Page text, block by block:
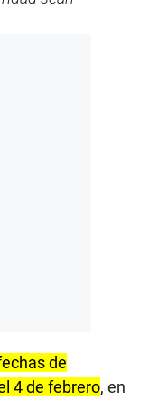
de
4 de febrero, en